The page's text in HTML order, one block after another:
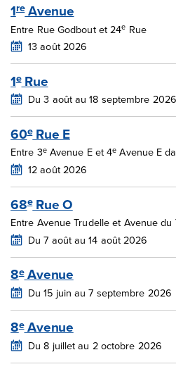
1reAvenue
Entre Rue Godbout et 24e Rue
13 août 2026
1eRue
Du 3 août au 18 septembre 2026
60eRue E
Entre 3eAvenue E et 4e Avenue E
12 août 2026
68eRue O
Entre Avenue Trudelle et Avenue
Du 7 août au 14 août 2026
8eAvenue
Du 15 juin au 7 septembre 2026
8eAvenue
Du 8 juillet au 2 octobre 2026